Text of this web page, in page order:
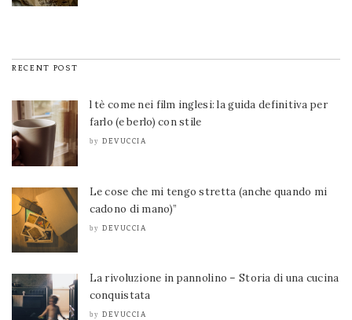
RECENT POST
l tè come nei film inglesi: la guida definitiva per
farlo (e berlo) con stile
by DEVUCCIA
Le cose che mi tengo stretta (anche quando mi
cadono di mano)”
by DEVUCCIA
La rivoluzione in pannolino – Storia di una cucina
conquistata
by DEVUCCIA